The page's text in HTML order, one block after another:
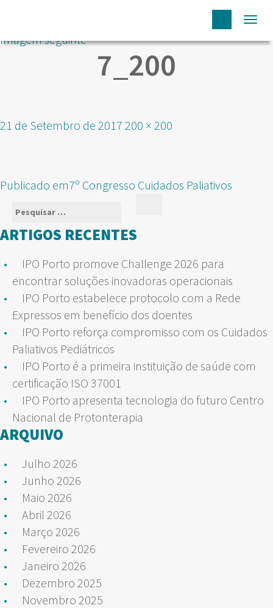
Imagem seguinte
7_200
Publicado
21 de Setembro de 2017 Tamanho
200 × 200
NAVEGAÇÃO
ARTIGOS
Publicado em7º Congresso Cuidados Paliativos
Pesquisar
por:
ARTIGOS RECENTES
IPO Porto promove Challenge 2026 para
encontrar soluções inovadoras operacionais
IPO Porto estabelece protocolo com a Rede
Expressos em benefício dos doentes
IPO Porto reforça compromisso com os Cuidados
Paliativos Pediátricos
IPO Porto é a primeira instituição de saúde com
certificação ISO 37001
IPO Porto apresenta tecnologia do futuro Centro
Nacional de Protonterapia
ARQUIVO
Julho 2026
Junho 2026
Maio 2026
Abril 2026
Março 2026
Fevereiro 2026
Janeiro 2026
Dezembro 2025
Novembro 2025